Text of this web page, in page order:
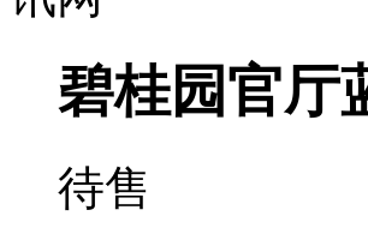
碧桂园官厅
待售